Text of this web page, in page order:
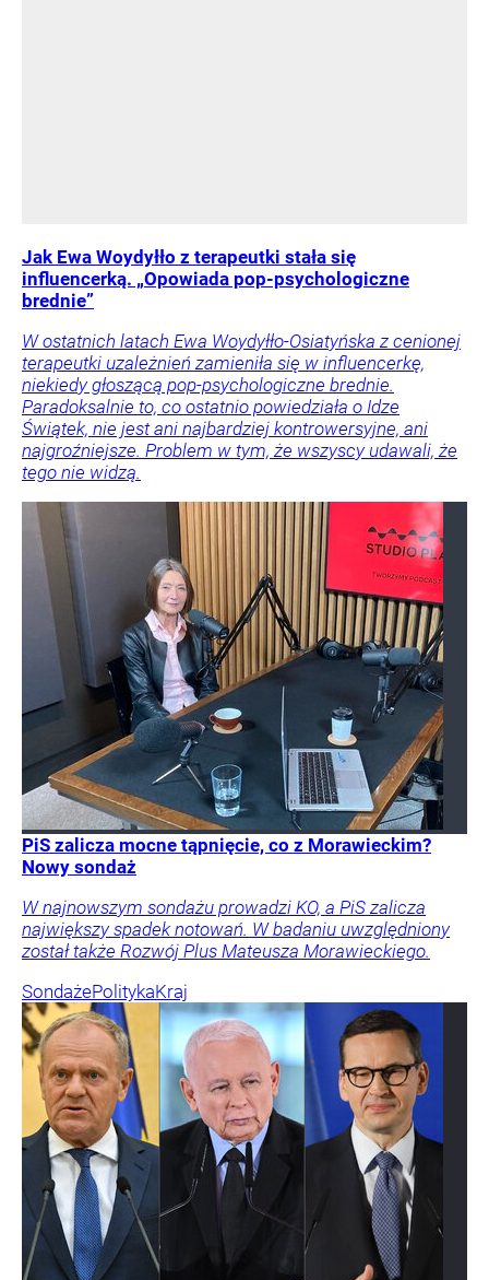
Jak Ewa Woydyłło z terapeutki stała się
influencerką. „Opowiada pop-psychologiczne
brednie”
W ostatnich latach Ewa Woydyłło-Osiatyńska z cenionej
terapeutki uzależnień zamieniła się w influencerkę,
niekiedy głoszącą pop-psychologiczne brednie.
Paradoksalnie to, co ostatnio powiedziała o Idze
Świątek, nie jest ani najbardziej kontrowersyjne, ani
najgroźniejsze. Problem w tym, że wszyscy udawali, że
tego nie widzą.
PiS zalicza mocne tąpnięcie, co z Morawieckim?
Nowy sondaż
W najnowszym sondażu prowadzi KO, a PiS zalicza
największy spadek notowań. W badaniu uwzględniony
został także Rozwój Plus Mateusza Morawieckiego.
SondażePolitykaKraj